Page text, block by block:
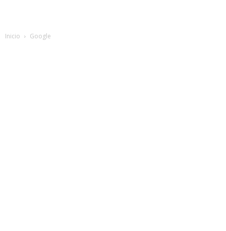
Inicio Google